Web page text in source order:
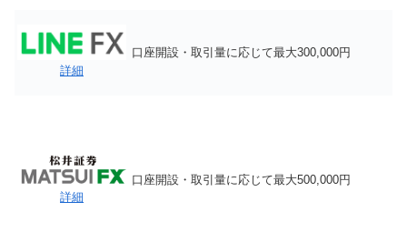
詳細
口座開設・取引量に応じて最大300,000円
詳細
口座開設・取引量に応じて最大500,000円